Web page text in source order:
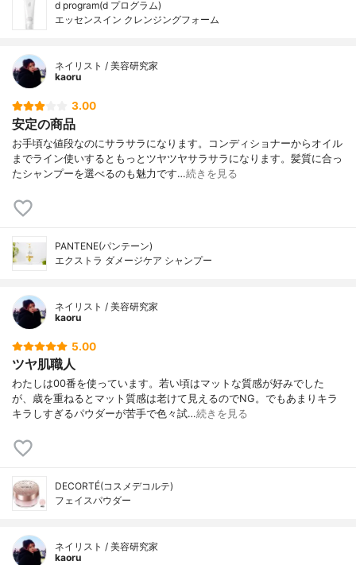
d program(d プログラム)
エッセンスイン クレンジングフォーム
ネイリスト / 美容研究家
kaoru
3.00
安定の商品
お手頃な値段なのにサラサラになります。コンディショナーからオイル
までライン使いするともっとツヤツヤサラサラになります。髪質に合っ
たシャンプーを選べるのも魅力です…続きを見る
PANTENE(パンテーン)
エクストラ ダメージケア シャンプー
ネイリスト / 美容研究家
kaoru
5.00
ツヤ肌職人
わたしは00番を使っています。若い頃はマットな質感が好みでした
が、歳を重ねるとマット質感は老けて見えるのでNG。でもあまりキラ
キラしすぎるパウダーが苦手で色々試…続きを見る
DECORTÉ(コスメデコルテ)
フェイスパウダー
ネイリスト / 美容研究家
kaoru